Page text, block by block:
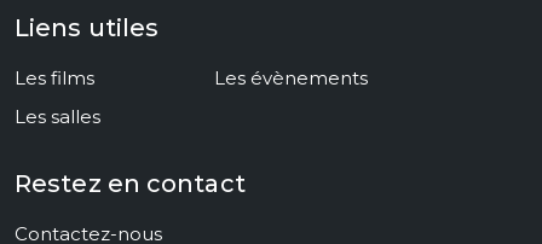
Liens utiles
Les films
Les salles
Les évènements
Restez en contact
Contactez-nous